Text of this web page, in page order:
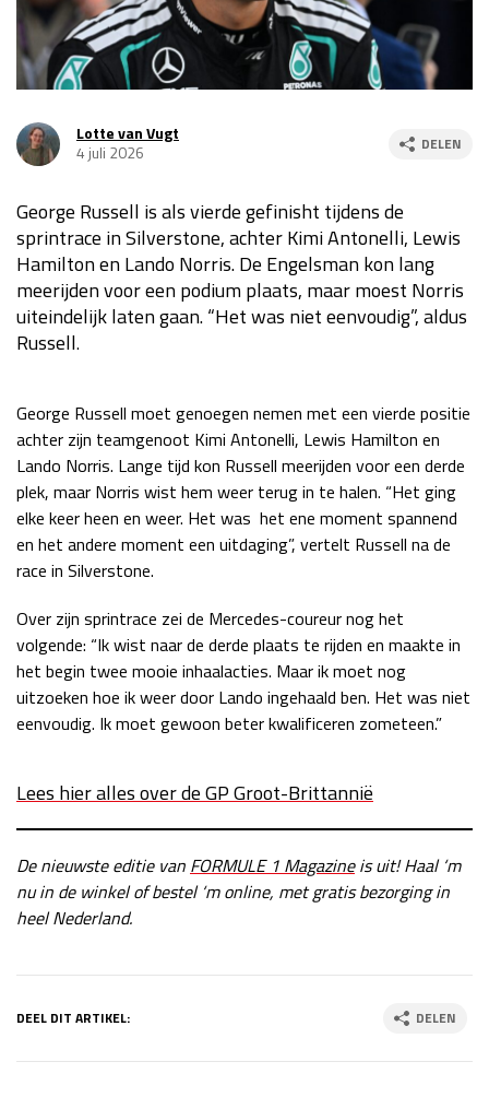
Race
za 13:00 - 15:00
Kwalificatie
za 23:00 - 00:00
Race
zo 21:00 - 23:00
Kwalificatie
za 22:00 - 23:00
Race
zo 21:00 - 23:00
Kwalificatie
za 19:00 - 20:00
Race
zo 18:00 - 20:00
LAS VEGAS GRAND PRIX 2026 20 - 22 nov
Kwalificatie
GP QATAR 2026 27 - 29 nov
Kwalificatie
za 19:00 - 20:00
Race
zo 17:00 - 19:00
GP ABU DHABI 2026 04 - 06 dec
Kwalificatie
za 15:00 - 16:00
Race
zo 14:00 - 16:00
Lotte van Vugt
4 juli 2026
DELEN
George Russell is als vierde gefinisht tijdens de
sprintrace in Silverstone, achter Kimi Antonelli, Lewis
Hamilton en Lando Norris. De Engelsman kon lang
meerijden voor een podium plaats, maar moest Norris
uiteindelijk laten gaan. “Het was niet eenvoudig”, aldus
Russell.
George Russell moet genoegen nemen met een vierde positie
achter zijn teamgenoot Kimi Antonelli, Lewis Hamilton en
Lando Norris. Lange tijd kon Russell meerijden voor een derde
plek, maar Norris wist hem weer terug in te halen. “Het ging
elke keer heen en weer. Het was het ene moment spannend
en het andere moment een uitdaging”, vertelt Russell na de
race in Silverstone.
Over zijn sprintrace zei de Mercedes-coureur nog het
volgende: “Ik wist naar de derde plaats te rijden en maakte in
het begin twee mooie inhaalacties. Maar ik moet nog
uitzoeken hoe ik weer door Lando ingehaald ben. Het was niet
eenvoudig. Ik moet gewoon beter kwalificeren zometeen.”
Lees hier alles over de GP Groot-Brittannië
De nieuwste editie van FORMULE 1 Magazineis uit! Haal ‘m
nu in de winkel of bestel ‘m online, met gratis bezorging in
heel Nederland.
DEEL DIT ARTIKEL: DELEN